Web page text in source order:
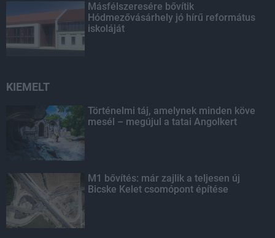
Másfélszeresére bővítik
Hódmezővásárhely jó hírű református
iskoláját
KIEMELT
Történelmi táj, amelynek minden köve
mesél – megújul a tatai Angolkert
M1 bővítés: már zajlik a teljesen új
Bicske Kelet csomópont építése